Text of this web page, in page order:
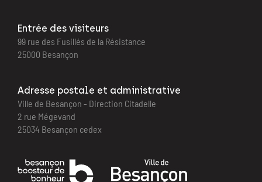
Entrée des visiteurs
99 rue des Fusillés de la Résistance
25000 Besançon
Adresse postale et administrative
Ville de Besançon - Direction Citadelle
2 rue Mégevand
25034 Besançon cedex